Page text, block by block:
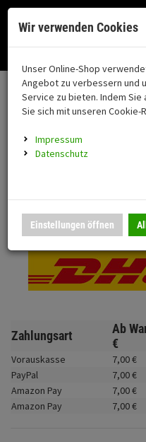
Fahrzeugteile
Neuheiten
coming soon
Anmelden | Registrieren
Nutzung unserer Dienste
Okay
Menü
Motorrad auswählen
Versand &
Bitte wählen Sie Ihr Lieferland.
DHL National
Zahlungsart Ab
€
Vorauskasse 7,00€
PayPal
7,00€
Amazon Pay
7,00€
Amazon Pay
7,00€
Wir verwenden Cookies
Unser Online-Shop
Angebot zu verbessern und
Service zu bieten. Indem
Sie sich mit unseren Cookie-
Impressum
Datenschutz
Einstellungen öffnen